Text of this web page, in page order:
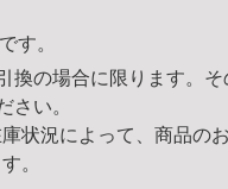
す。
換の場合に限ります。そ
さい。
状況によって、商品の
。